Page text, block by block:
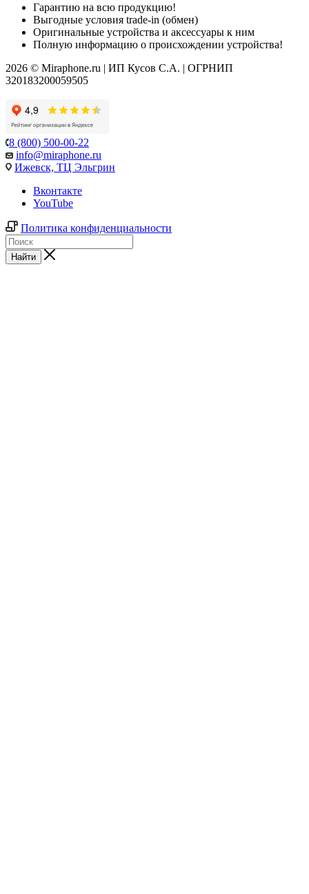
Гарантию на всю продукцию!
Выгодные условия trade-in (обмен)
Оригинальные устройства и аксессуары к ним
Полную информацию о происхождении устройства!
2026 © Miraphone.ru | ИП Кусов С.А. | ОГРНИП
320183200059505
8 (800) 500-00-22
info@miraphone.ru
Ижевск, ТЦ Эльгрин
Вконтакте
YouTube
Политика конфиденциальности
Найти